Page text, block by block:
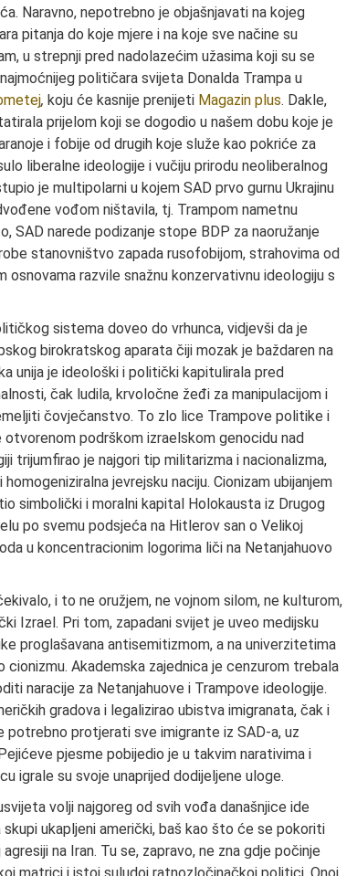
Naravno, nepotrebno je objašnjavati na kojeg
pitanja do koje mjere i na koje sve načine su
u strepnji pred nadolazećim užasima koji su se
političara svijeta Donalda Trampa u
, koju će kasnije prenijeti Magazin plus. Dakle,
prijelom koji se dogodio u našem dobu koje je
i fobije od drugih koje služe kao pokriće za
liberalne ideologije i vučiju prirodu neoliberalnog
je multipolarni u kojem SAD prvo gurnu Ukrajinu
vođom ništavila, tj. Trampom nametnu
SAD narede podizanje stope BDP za naoružanje
stanovništvo zapada rusofobijom, strahovima od
razvile snažnu konzervativnu ideologiju s
sistema doveo do vrhunca, vidjevši da je
birokratskog aparata čiji mozak je baždaren na
unija je ideološki i politički kapitulirala pred
čak ludila, krvoločne žeđi za manipulacijom i
čovječanstvo. To zlo lice Trampove politike i
podrškom izraelskom genocidu nad
trijumfirao je najgori tip militarizma i nacionalizma,
jevrejsku naciju. Cionizam ubijanjem
simbolički i moralni kapital Holokausta iz Drugog
po svemu podsjeća na Hitlerov san o Velikoj
u koncentracionim logorima liči na Netanjahuovo
i to ne oružjem, ne vojnom silom, ne kulturom,
Izrael. Pri tom, zapadani svijet je uveo medijsku
proglašavana antisemitizmom, a na univerzitetima
Akademska zajednica je cenzurom trebala
naracije za Netanjahuove i Trampove ideologije.
gradova i legalizirao ubistva imigranata, čak i
potrebno protjerati sve imigrante iz SAD-a, uz
pjesme pobijedio je u takvim narativima i
igrale su svoje unaprijed dodijeljene uloge.
volji najgoreg od svih vođa današnjice ide
ukapljeni američki, baš kao što će se pokoriti
na Iran. Tu se, zapravo, ne zna gdje počinje
matrici i istoj suludoj ratnozločinačkoj politici. Onoj